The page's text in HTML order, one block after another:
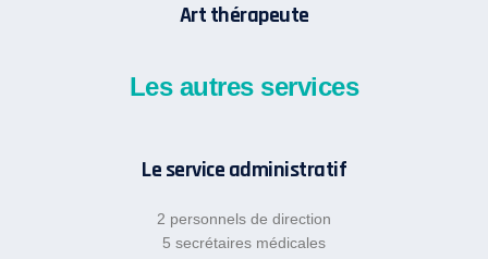
Art thérapeute
Les autres services
Le service administratif
2 personnels de direction
5 secrétaires médicales